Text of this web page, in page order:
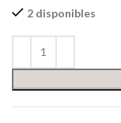
2 disponibles